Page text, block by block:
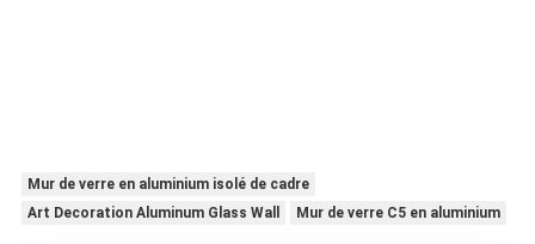
Mur de verre en aluminium isolé de cadre
Art Decoration Aluminum Glass Wall
Mur de verre C5 en aluminium